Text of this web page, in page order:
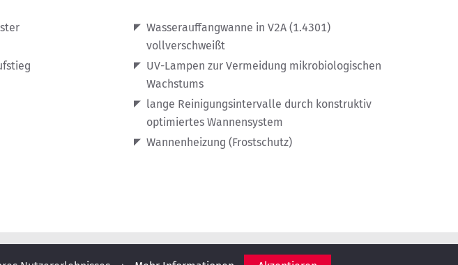
Wasserauffangwanne in V2A (1.4301)
vollverschweißt
UV-Lampen zur Vermeidung mikrobiologischen
Wachstums
lange Reinigungsintervalle durch konstruktiv
optimiertes Wannensystem
Wannenheizung (Frostschutz)
IMPRESSUM